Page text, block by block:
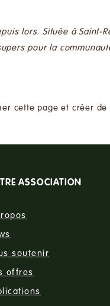
lors. Située à Saint-
pour la
cette page et créer de
ASSOCIATION
soutenir
offres